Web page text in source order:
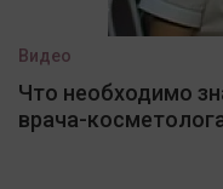
Видео
Что необходимо
врача-